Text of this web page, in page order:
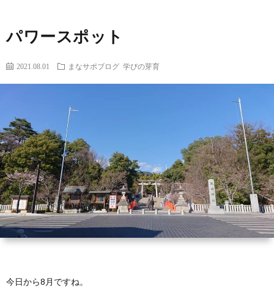
芽
育
と
は？
パワースポット
2021.08.01 まなサポブログ 学びの芽育
今日から8月ですね。